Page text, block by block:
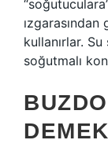
kullanırlar.
soğutmalı